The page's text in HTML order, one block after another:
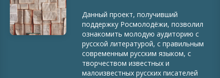
Данный проект, получивший
поддержку Росмолодёжи, позволил
ознакомить молодую аудиторию с
русской литературой, с правильным
современным русским языком, с
творчеством известных и
малоизвестных русских писателей